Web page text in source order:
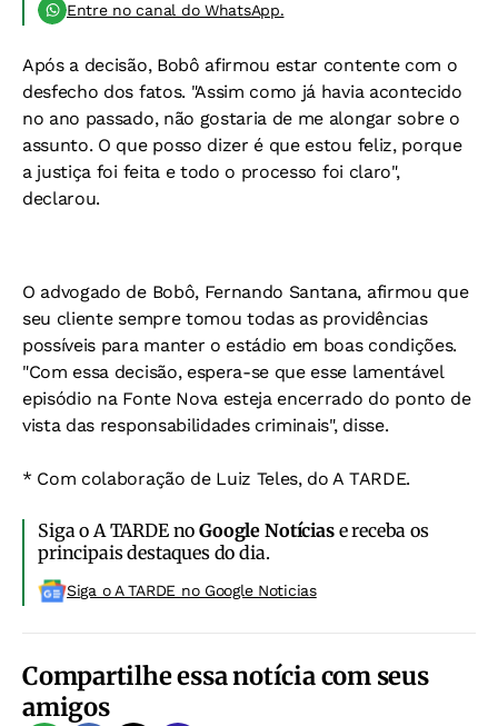
Entre no canal do WhatsApp.
Após a decisão, Bobô afirmou estar contente com o
desfecho dos fatos. "Assim como já havia acontecido
no ano passado, não gostaria de me alongar sobre o
assunto. O que posso dizer é que estou feliz, porque
a justiça foi feita e todo o processo foi claro",
declarou.
O advogado de Bobô, Fernando Santana, afirmou que
seu cliente sempre tomou todas as providências
possíveis para manter o estádio em boas condições.
"Com essa decisão, espera-se que esse lamentável
episódio na Fonte Nova esteja encerrado do ponto de
vista das responsabilidades criminais", disse.
* Com colaboração de Luiz Teles, do A TARDE.
Siga o A TARDE noGoogle Notíciase receba os
principais destaques do dia.
Siga o A TARDE no Google Noticias
Compartilhe essa notícia com seus
amigos